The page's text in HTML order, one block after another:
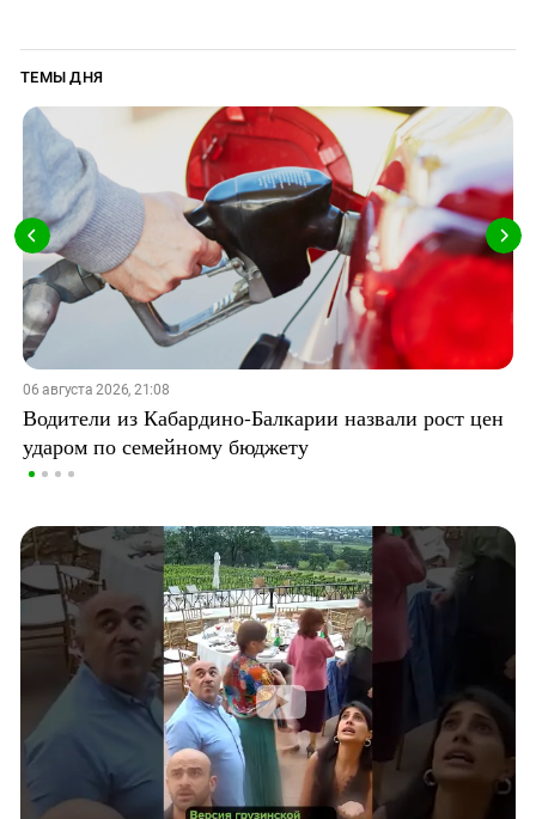
ТЕМЫ ДНЯ
06 августа 2026, 21:08
Водители из Кабардино-Балкарии назвали рост цен
ударом по семейному бюджету